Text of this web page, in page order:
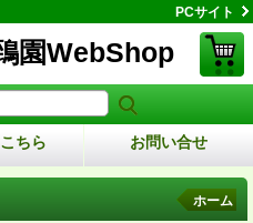
PCサイト
園WebShop
ちら お問い合せ
ホーム